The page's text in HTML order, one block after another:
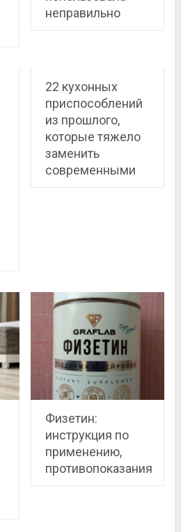
неправильно
22 кухонных
приспособлений
из прошлого,
которые тяжело
заменить
современными
Физетин:
инструкция по
применению,
противопоказания